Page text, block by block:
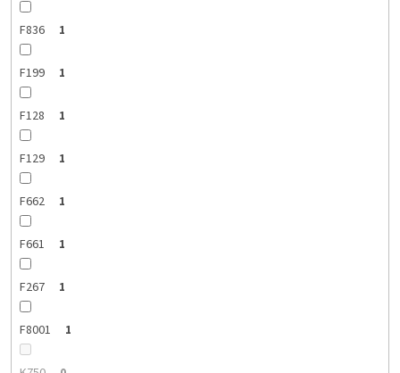
F836 1
F199 1
F128 1
F129 1
F662 1
F661 1
F267 1
F8001 1